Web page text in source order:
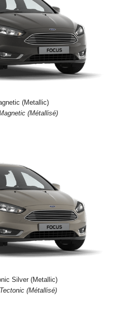
(Metallic)
(Métallisé)
Silver (Metallic)
(Métallisé)